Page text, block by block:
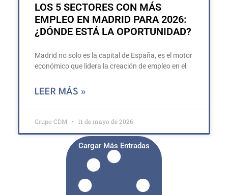
LOS 5 SECTORES CON MÁS
EMPLEO EN MADRID PARA 2026:
¿DÓNDE ESTÁ LA OPORTUNIDAD?
Madrid no solo es la capital de España, es el motor
económico que lidera la creación de empleo en el
LEER MÁS »
Grupo CDM 11 de mayo de 2026
Cargar Más Entradas